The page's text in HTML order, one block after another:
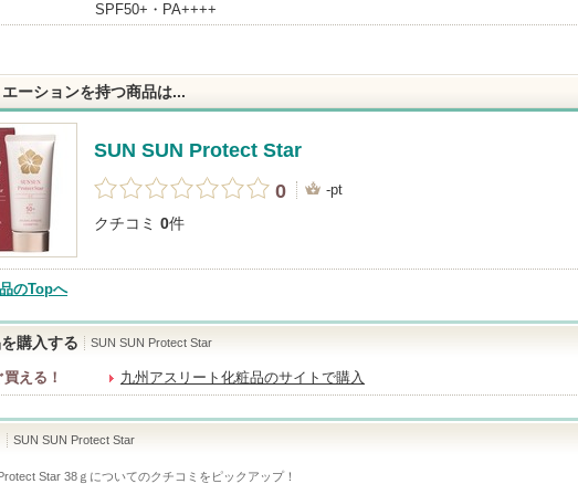
SPF50+・PA++++
ーションを持つ商品は...
SUN SUN Protect Star
0
-pt
クチコミ 0件
のTopへ
購入する SUN SUN Protect Star
える！ 九州アスリート化粧品のサイトで購入
SUN SUN Protect Star
Star 38ｇ についてのクチコミをピックアップ！